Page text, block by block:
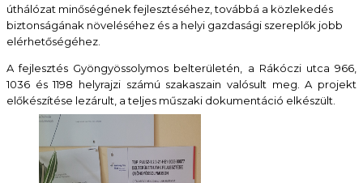
úthálózat minőségének fejlesztéséhez, továbbá a közlekedés
biztonságának növeléséhez és a helyi gazdasági szereplők jobb
elérhetőségéhez.
A fejlesztés Gyöngyössolymos belterületén, a Rákóczi utca 966,
1036 és 1198 helyrajzi számú szakaszain valósult meg. A projekt
előkészítése lezárult, a teljes műszaki dokumentáció elkészült.